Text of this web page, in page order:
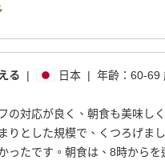
もらうことができました!
会があれば、ぜひ利用したい
の詳細はこちらから
とを大変光栄に存じます。お
変嬉しく拝見いたしました。
館内の雰囲気や客室、設備・
い、何よりでございます。
る | 日本 | 年齡：60-69
の対応が良く、朝食も美味し
りとした規模で、くつろげま
ったです。朝食は、8時からを